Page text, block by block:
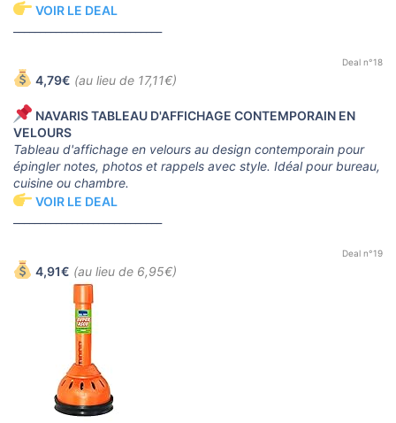
VOIR LE DEAL
Deal n°18
4,79€ (au lieu de 17,11€)
NAVARIS TABLEAU D'AFFICHAGE CONTEMPORAIN EN
VELOURS
Tableau d'affichage en velours au design contemporain pour
épingler notes, photos et rappels avec style. Idéal pour bureau,
cuisine ou chambre.
VOIR LE DEAL
Deal n°19
4,91€ (au lieu de 6,95€)